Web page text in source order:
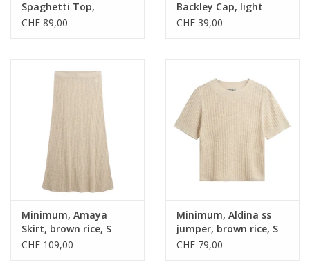
Spaghetti Top,
washed berry, S
CHF 89,00
Backley Cap, light
feather gray, L/XL
CHF 39,00
Minimum, Amaya
Skirt, brown rice, S
CHF 109,00
Minimum, Aldina ss
jumper, brown rice, S
CHF 79,00